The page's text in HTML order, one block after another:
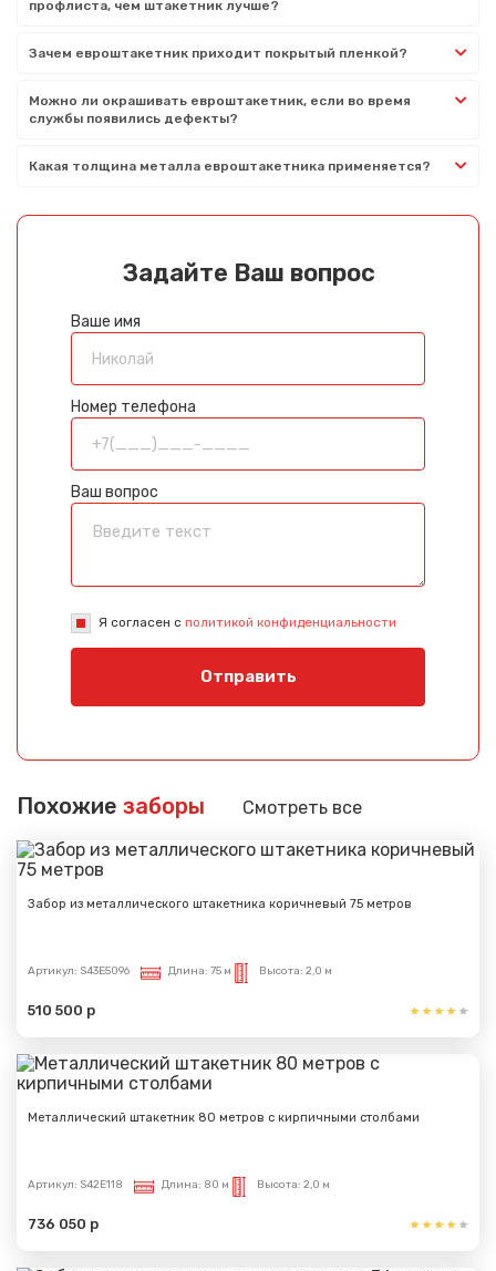
профлиста, чем штакетник лучше?
Зачем евроштакетник приходит покрытый пленкой?
Можно ли окрашивать евроштакетник, если во время
службы появились дефекты?
Какая толщина металла евроштакетника применяется?
Задайте Ваш вопрос
Ваше имя
Номер телефона
Ваш вопрос
Я согласен с политикой конфиденциальности
Отправить
Похожие заборы Смотреть все
Забор из металлического штакетника коричневый 75 метров
Артикул: S43E5096 Длина: 75 м Высота: 2,0 м
510 500 р
Металлический штакетник 80 метров с кирпичными столбами
Артикул: S42E118 Длина: 80 м Высота: 2,0 м
736 050 р